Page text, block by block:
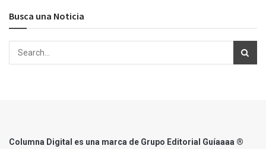
Busca una Noticia
Columna Digital es una marca de Grupo Editorial Guíaaaa ®